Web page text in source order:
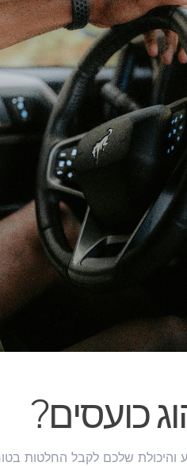
כועסים?
שלכם לקבל החלטות